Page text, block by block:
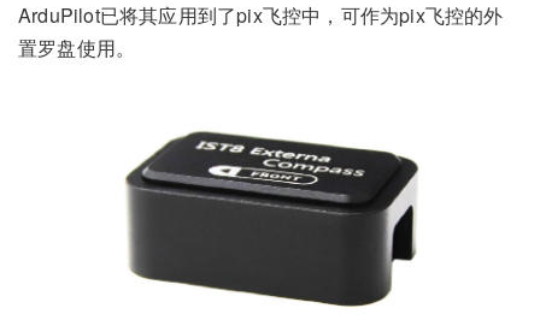
ArduPilot已将其应用到了pix飞控中，可作为pix飞控的外
置罗盘使用。